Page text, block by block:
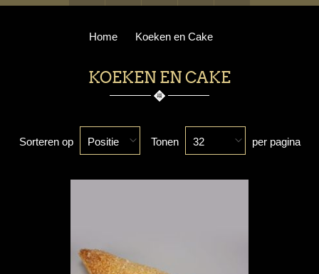
Home Koeken en Cake
KOEKEN EN CAKE
Sorteren op Positie Tonen 32 per pagina